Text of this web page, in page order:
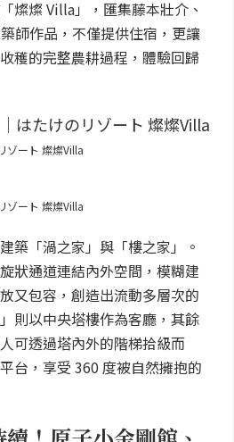
燦燦 Villa」，匯集藤本壯介、
師作品，不僅提供住宿，更讓
穫的完整農耕過程，體驗回歸
ゾート 燦燦Villa
ゾート 燦燦Villa
築「渦之家」與「樓之家」。
狀通道連結內外空間，模糊建
又包容，創造出流動多層次的
則以中央塔樓作為客廳，其餘
可透過塔內外的階梯拾級而
台，享受 360 度被自然擁抱的